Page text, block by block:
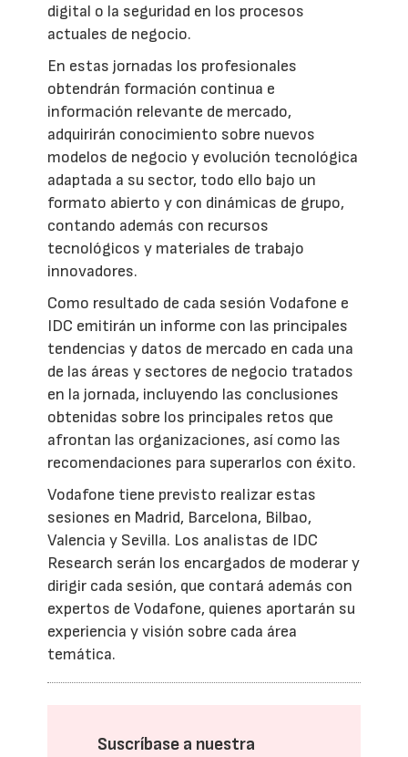
digital o la seguridad en los procesos
actuales de negocio.
En estas jornadas los profesionales
obtendrán formación continua e
información relevante de mercado,
adquirirán conocimiento sobre nuevos
modelos de negocio y evolución tecnológica
adaptada a su sector, todo ello bajo un
formato abierto y con dinámicas de grupo,
contando además con recursos
tecnológicos y materiales de trabajo
innovadores.
Como resultado de cada sesión Vodafone e
IDC emitirán un informe con las principales
tendencias y datos de mercado en cada una
de las áreas y sectores de negocio tratados
en la jornada, incluyendo las conclusiones
obtenidas sobre los principales retos que
afrontan las organizaciones, así como las
recomendaciones para superarlos con éxito.
Vodafone tiene previsto realizar estas
sesiones en Madrid, Barcelona, Bilbao,
Valencia y Sevilla. Los analistas de IDC
Research serán los encargados de moderar y
dirigir cada sesión, que contará además con
expertos de Vodafone, quienes aportarán su
experiencia y visión sobre cada área
temática.
Suscríbase a nuestra